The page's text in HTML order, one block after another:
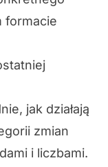
formacie
jak działają
zmian
i liczbami.